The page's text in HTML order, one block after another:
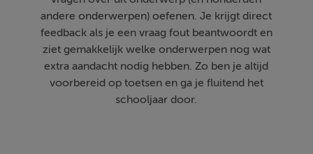
andere onderwerpen) oefenen. Je krijgt direct
feedback als je een vraag fout beantwoordt en
ziet gemakkelijk welke onderwerpen nog wat
extra aandacht nodig hebben. Zo ben je altijd
voorbereid op toetsen en ga je fluitend het
schooljaar door.